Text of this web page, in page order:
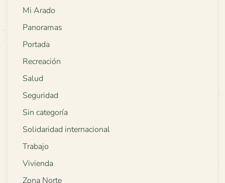
Mi Arado
Panoramas
Portada
Recreación
Salud
Seguridad
Sin categoría
Solidaridad internacional
Trabajo
Vivienda
Zona Norte